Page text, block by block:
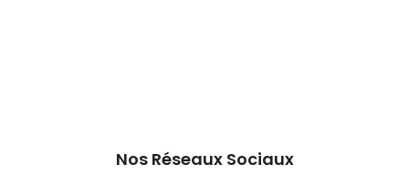
Nos Réseaux Sociaux